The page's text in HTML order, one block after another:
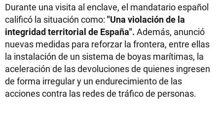
Durante una visita al enclave, el mandatario español
calificó la situación como: "Una violación de la
integridad territorial de España". Además, anunció
nuevas medidas para reforzar la frontera, entre ellas
la instalación de un sistema de boyas marítimas, la
aceleración de las devoluciones de quienes ingresen
de forma irregular y un endurecimiento de las
acciones contra las redes de tráfico de personas.